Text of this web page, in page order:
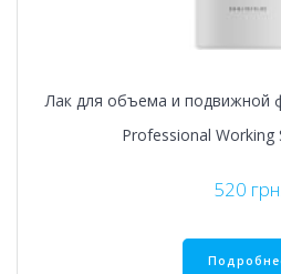
Лак для объема и подвижной
Professional Working
520 грн.